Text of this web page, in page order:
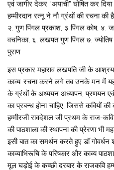
एवं जागीर देकर “अयाची” घोषित कर
हम्मीरदान रत्नू ने नौ ग्रंथों की रचना की
२. गुण पिंगल प्रकाश, ३ पिंगल कोष, ४.
वचनिका, ६. लखपत गुण पिंगल ७. ज्योतिष
पुराण
इस प्रकार महाराव लखपति जी के
काव्य-रचना करने लगे तब उनके मन में यह
के ग्रंथों के अध्ययन अध्यापन, प्रणयन एवं
का प्रबन्ध होना चाहिए, जिससे कवियों की
हम्मीरजी रावदेशल जी प्रथम के राज-
की पाठशाला की स्थापना की प्रेरणा भी
इसी बात का समर्थन करते हुए डॉ
काव्याभिरूचि के परिष्कार और काव्य
मूल घड़ोई के कच्छी दरबार के राजकवि